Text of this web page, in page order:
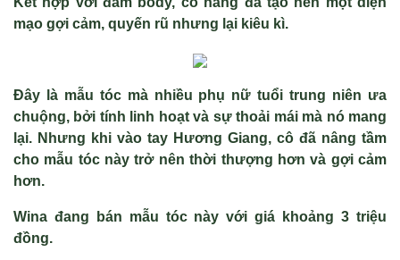
mạo gợi cảm, quyến rũ nhưng lại kiêu kì.
Đây là mẫu tóc mà nhiều phụ nữ tuổi trung niên ưa
chuộng, bởi tính linh hoạt và sự thoải mái mà nó mang
lại. Nhưng khi vào tay Hương Giang, cô đã nâng tầm
cho mẫu tóc này trở nên thời thượng hơn và gợi cảm
hơn.
Wina đang bán mẫu tóc này với giá khoảng 3 triệu
đồng.